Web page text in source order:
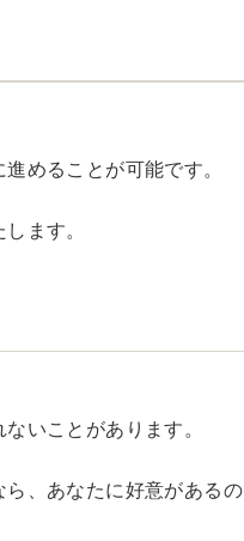
めることが可能です。
ます。
いことがあります。
、あなたに好意があるの